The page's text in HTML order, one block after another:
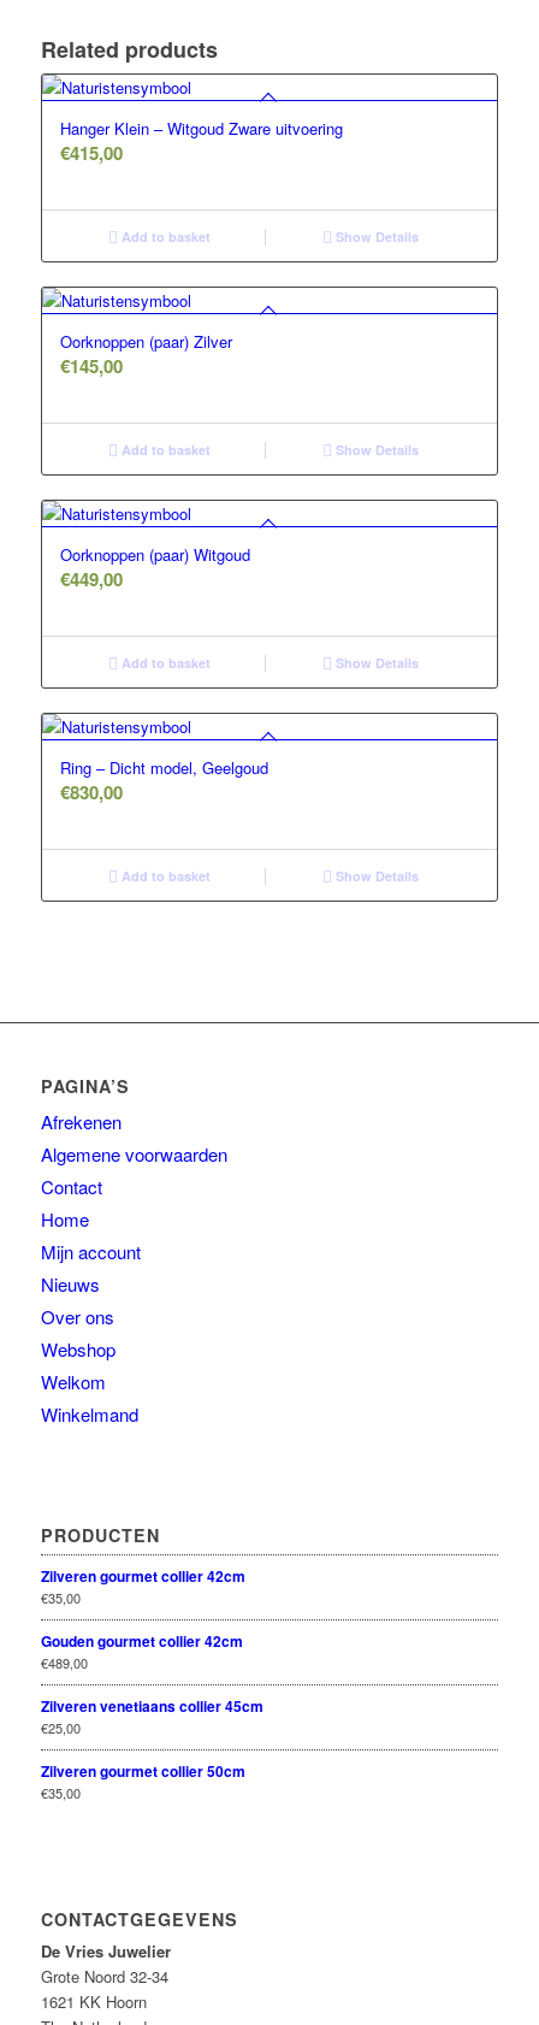
Related products
Hanger Klein – Witgoud Zware uitvoering
€415,00
Add to basket Show Details
Oorknoppen (paar) Zilver
€145,00
Add to basket Show Details
Oorknoppen (paar) Witgoud
€449,00
Add to basket Show Details
Ring – Dicht model, Geelgoud
€830,00
Add to basket Show Details
PAGINA’S
Afrekenen
Algemene voorwaarden
Contact
Home
Mijn account
Nieuws
Over ons
Webshop
Welkom
Winkelmand
PRODUCTEN
Zilveren gourmet collier 42cm
€35,00
Gouden gourmet collier 42cm
€489,00
Zilveren venetiaans collier 45cm
€25,00
Zilveren gourmet collier 50cm
€35,00
CONTACTGEGEVENS
De Vries Juwelier
Grote Noord 32-34
1621 KK Hoorn